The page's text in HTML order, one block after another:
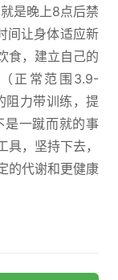
是晚上8点后禁
间让身体适应新
食，建立自己的
正常范围3.9-
阻力带训练，提
是一蹴而就的事
，坚持下去，
的代谢和更健康